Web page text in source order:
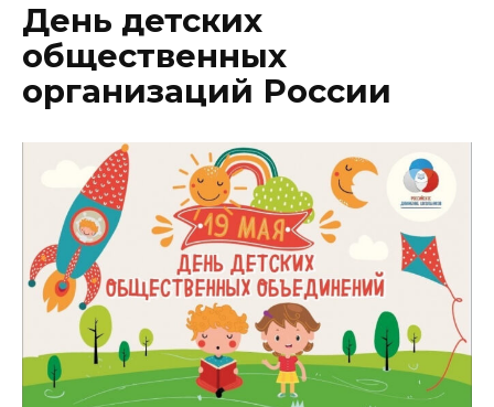
День детских
общественных
организаций России